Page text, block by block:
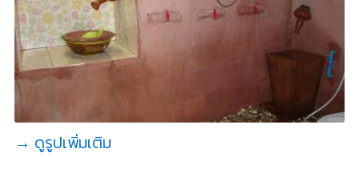
→ ดูรูปเพิ่มเติม